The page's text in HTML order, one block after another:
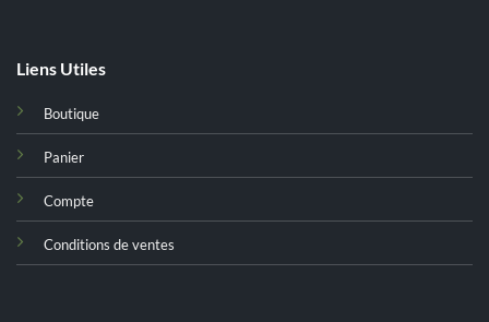
Liens Utiles
Boutique
Panier
Compte
Conditions de ventes